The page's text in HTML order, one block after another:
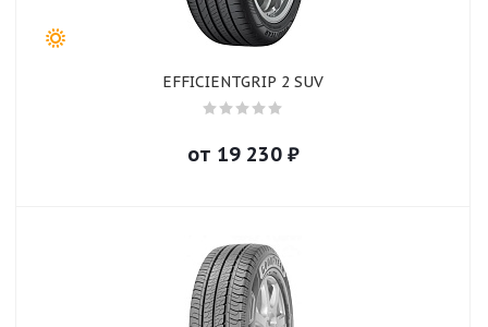
EFFICIENTGRIP 2 SUV
от 19 230₽